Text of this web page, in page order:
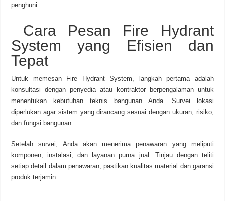
penghuni.
Cara Pesan Fire Hydrant
System yang Efisien dan
Tepat
Untuk memesan Fire Hydrant System, langkah pertama adalah
konsultasi dengan penyedia atau kontraktor berpengalaman untuk
menentukan kebutuhan teknis bangunan Anda. Survei lokasi
diperlukan agar sistem yang dirancang sesuai dengan ukuran, risiko,
dan fungsi bangunan.
Setelah survei, Anda akan menerima penawaran yang meliputi
komponen, instalasi, dan layanan purna jual. Tinjau dengan teliti
setiap detail dalam penawaran, pastikan kualitas material dan garansi
produk terjamin.